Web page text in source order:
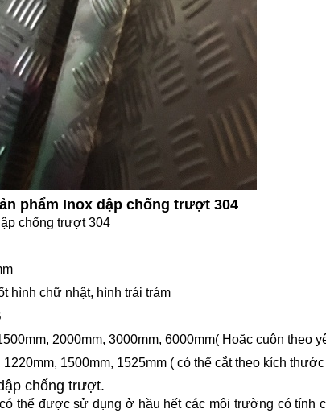
phẩm Inox dập chống trượt 304
chống trượt 304
hình chữ nhật, hình trái trám
2000mm, 3000mm, 6000mm( Hoặc cuộn theo
1500mm, 1525mm ( có thể cắt theo kích
chống trượt.
thể được sử dụng ở hầu hết các môi trường có tính